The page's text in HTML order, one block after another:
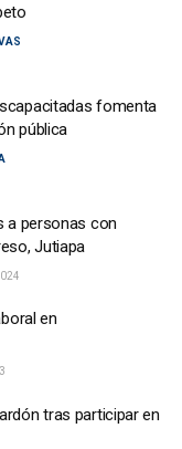
fomenta
pública
a personas con
Jutiapa
en
tras participar en